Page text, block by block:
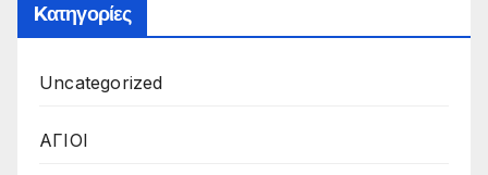
Kατηγορίες
Uncategorized
ΑΓΙΟΙ